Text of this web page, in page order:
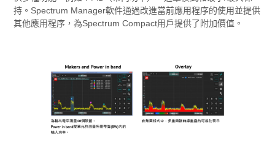
持。Spectrum Manager軟件通過改進當前應用程序的使用並提供
其他應用程序，為Spectrum Compact用戶提供了附加價值。